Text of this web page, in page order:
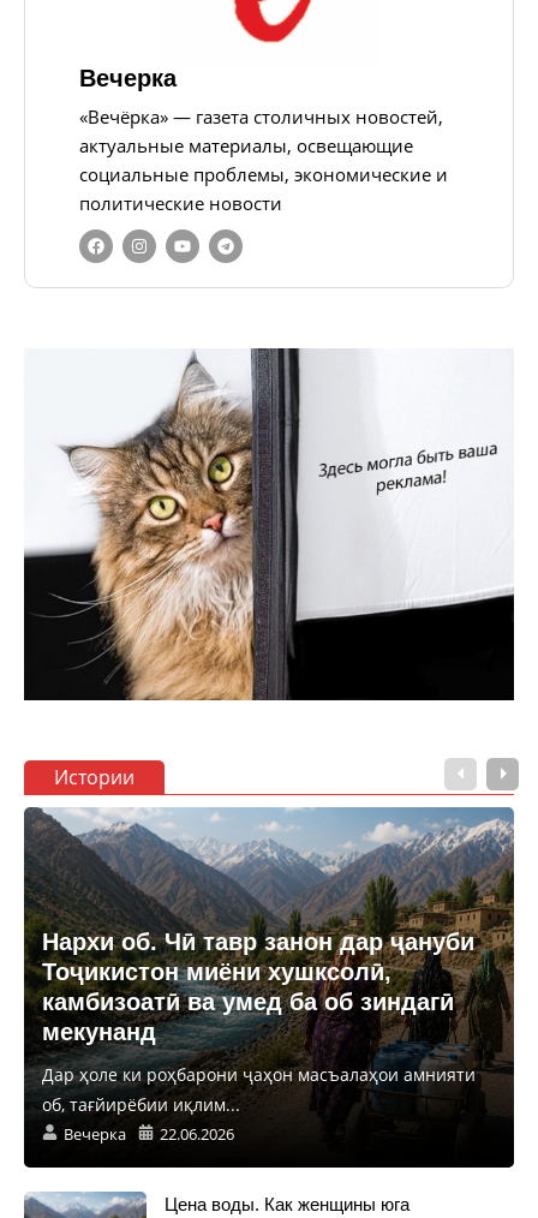
Вечерка
«Вечёрка» — газета столичных новостей,
актуальные материалы, освещающие
социальные проблемы, экономические и
политические новости
Истории
Нархи об. Чӣ тавр занон дар ҷануби
Тоҷикистон миёни хушксолӣ,
камбизоатӣ ва умед ба об зиндагӣ
мекунанд
Дар ҳоле ки роҳбарони ҷаҳон масъалаҳои амнияти
об, тағйирёбии иқлим...
Вечерка 22.06.2026
Цена воды. Как женщины юга